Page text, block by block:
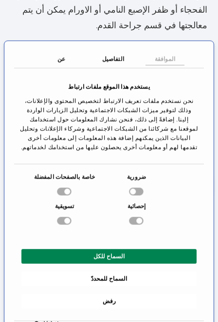
الموافقة التفاصيل عن
يستخدم هذا الموقع ملفات ارتباط
نحن نستخدم ملفات تعريف الارتباط لتخصيص المحتوى والإعلانات،
وذلك لتوفير ميزات الشبكات الاجتماعية وتحليل الزيارات الواردة
إلينا. إضافةً إلى ذلك، فنحن نشارك المعلومات حول استخدامك
لموقعنا مع شركائنا من الشبكات الاجتماعية وشركاء الإعلانات وتحليل
البيانات الذين يمكنهم إضافة هذه المعلومات إلى معلومات أخرى
تقدمها لهم أو معلومات أخرى يحصلون عليها من استخدامك لخدماتهم.
ضرورية خاصة بالصفحات المفضلة
إحصائية تسويقية
السماح للكل
السماح للمحددّ
رفض
الفحجاء أو ظفر الإصبع النامي أو الاورام يمكن أن يتم
معالجتها في قسم جراحة القدم.
وكذلك كسر الساق وعظم الشظية والعظم الرصغي
والكاحل بالإضافة لتشظي العظام ويمكن أيضا أن يتم
علاج تمزق الأوتار مثل تمزق الوتر العقبي أو الجهاز
الرباطي واصابات المفصل.
كيف تجري جراحة القدم؟
المرضي وقصة المرض. يختم بعدها بفحص الجسم
والذي يتضمن أيضا أخذ صور شعاعية مثل الصور
المقطعية بالكومبيوتر والرنين المغناطيسي والصور
المختبر. حسب حالة الإصابة أو المرض يمكن اللجوء
لفحوصات أخرى تتطلبها الحالة.
والتي يتمكن في بعض الحالات الاستغناء عن العمل